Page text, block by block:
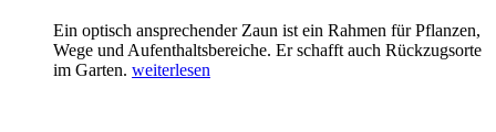
Ein optisch ansprechender Zaun ist ein Rahmen für Pflanzen,
Wege und Aufenthaltsbereiche. Er schafft auch Rückzugsorte
im Garten. weiterlesen